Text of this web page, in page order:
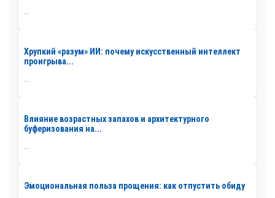
...
Хрупкий «разум» ИИ: почему искусственный интеллект
проигрыва...
...
Влияние возрастных запахов и архитектурного
буферизования на...
Эмоциональная польза прощения: как отпустить обиду